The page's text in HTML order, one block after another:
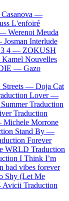
Casanova —
L'enfoiré
— Werenoi Meuda
Josman Interlude
3 4 — ZOKUSH
Kamel Nouvelles
— Gazo
Streets — Doja Cat
Lover —
Traduction
Traduction
Michele Morrone
Stand By —
Forever
WRLD Traduction
I Think I’m
bad vibes forever
Shy (Let Me
Avicii Traduction